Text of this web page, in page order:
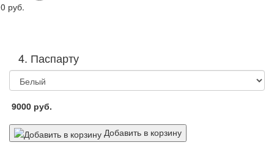
руб.
4. Паспарту
9000 руб.
Добавить в корзину